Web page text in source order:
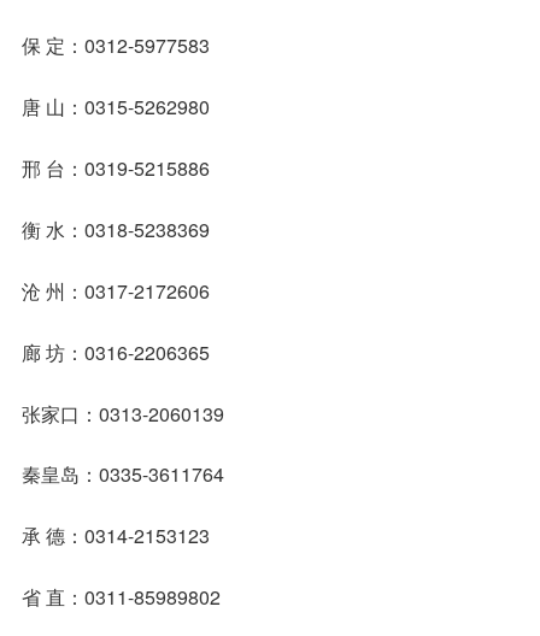
保 定：0312-5977583
唐 山：0315-5262980
邢 台：0319-5215886
衡 水：0318-5238369
沧 州：0317-2172606
廊 坊：0316-2206365
张家口：0313-2060139
秦皇岛：0335-3611764
承 德：0314-2153123
省 直：0311-85989802